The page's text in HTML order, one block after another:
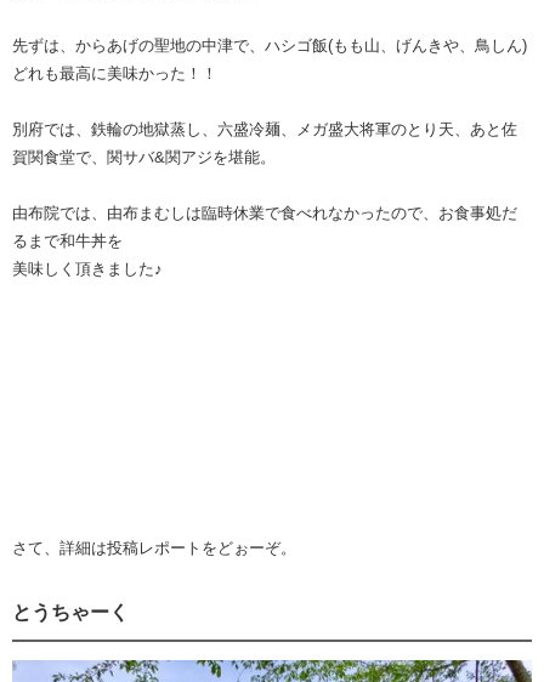
先ずは、からあげの聖地の中津で、ハシゴ飯(もも山、げんきや、鳥しん)
どれも最高に美味かった！！
別府では、鉄輪の地獄蒸し、六盛冷麺、メガ盛大将軍のとり天、あと佐
賀関食堂で、関サバ&関アジを堪能。
由布院では、由布まむしは臨時休業で食べれなかったので、お食事処だ
るまで和牛丼を
美味しく頂きました♪
さて、詳細は投稿レポートをどぉーぞ。
とうちゃーく